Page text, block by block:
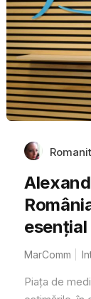
esențial
MarComm
Piața de